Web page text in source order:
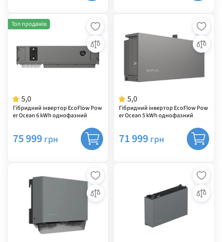
5,0
Гібридний інвертор EcoFlow Pow
er Ocean 6 kWh однофазний
Топ продажів
75 999 грн
5,0
Гібридний інвертор EcoFlow Pow
er Ocean 5 kWh однофазний
71 999 грн